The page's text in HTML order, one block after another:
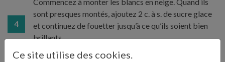
4
sont presques montés, ajoutez 2 c. à s. de sucre glace
et continuez de fouetter jusqu’à ce qu’ils soient bien
brillants.
Ce site utilise des cookies.